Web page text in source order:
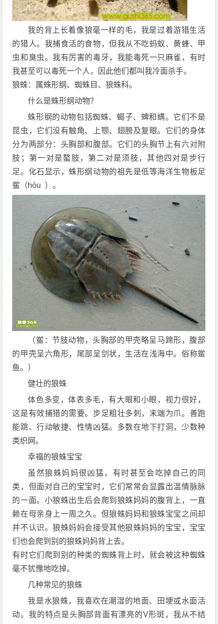
我的背上长着像狼毫一样的毛，我是过着游猎生活
的猎人。我捕食活的食物，但我从不吃蚂蚁、黄蜂、甲
虫和臭虫。我有厉害的毒牙，我能毒死一只麻雀，有时
我甚至可以毒死一个人，因此他们都叫我冷面杀手。
狼蛛：属蛛形纲、蜘蛛目、狼蛛科。
什么是蛛形纲动物？
蛛形纲的动物包括蜘蛛、蝎子、蜱和螨。它们不是
昆虫，它们没有触角、上颚、翅膀及复眼。它们的身体
分为两部分：头胸部和腹部。它们的头胸节上有六对附
肢；第一对是螯肢，第二对是须肢，其他四对是步行
足。化石显示，蛛形纲动物的祖先是低等海洋生物板足
鲎（hòu ）。
（鲎：节肢动物，头胸部的甲壳略呈马蹄形，腹部
的甲壳呈六角形，尾部呈剑状，生活在浅海中。俗称鲎
鱼。）
健壮的狼蛛
体色多变，体表多毛，有大眼和小眼，视力很好，
这是有效捕猎的需要。步足粗壮多刺，末端为爪。善跑
能跳、行动敏捷、性情凶猛。多数在地下打洞，少数种
类织网。
幸福的狼蛛宝宝
虽然狼蛛妈妈很凶猛，有时甚至会吃掉自己的同
类，但面对自己的宝宝时，它们常常会显露出温情脉脉
的一面。小狼蛛出生后会爬到狼蛛妈妈的腹背上，一直
赖在母亲身上一周之久。但狼蛛妈妈和狼蛛宝宝之间却
并不认识。狼蛛妈妈会接受其他狼蛛妈妈的宝宝，宝宝
们也会爬到别的狼蛛妈妈背上去。
有时它们爬到别的种类的蜘蛛背上时，就会被这种蜘蛛
毫不犹豫地吃掉。
几种常见的狼蛛
我是水狼蛛，我喜欢在潮湿的地面、田埂或水面活
动。我的特点是头胸部背面有漂亮的V形斑，我从不结